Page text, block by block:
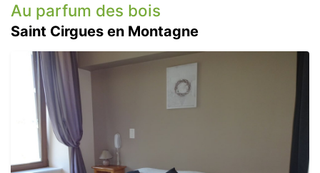
Au parfum des bois
Saint Cirgues en Montagne